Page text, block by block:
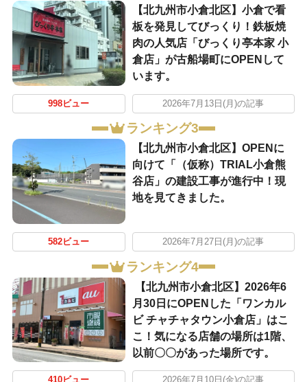
【北九州市小倉北区】小倉で看
板を発見してびっくり！鉄板焼
肉の人気店「びっくり亭本家 小
倉店」が古船場町にOPENして
います。
998ビュー 2026年7月13日(月)の記事
ランキング3
【北九州市小倉北区】OPENに
向けて「（仮称）TRIAL小倉熊
谷店」の建設工事が進行中！現
地を見てきました。
582ビュー 2026年7月27日(月)の記事
ランキング4
【北九州市小倉北区】2026年6
月30日にOPENした「ワンカル
ビ チャチャタウン小倉店」はこ
こ！気になる店舗の場所は1階、
以前〇〇があった場所です。